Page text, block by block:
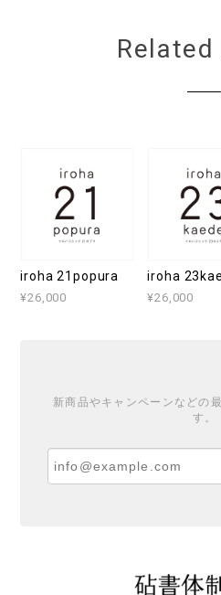
iroha 21popura
¥26,000
iroha
¥26,000
新商品やキャンペーンなどの
す。